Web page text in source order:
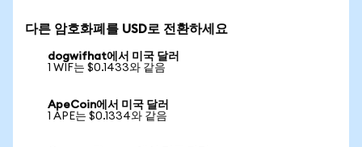
다른 암호화폐를 USD로 전환하세요
dogwifhat에서 미국 달러
1 WIF는 $0.1433와 같음
ApeCoin에서 미국 달러
1 APE는 $0.1334와 같음